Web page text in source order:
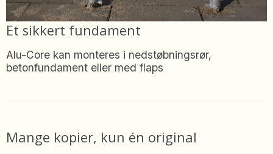
Et sikkert fundament
Alu-Core kan monteres i nedstøbningsrør,
betonfundament eller med flaps
Mange kopier, kun én original